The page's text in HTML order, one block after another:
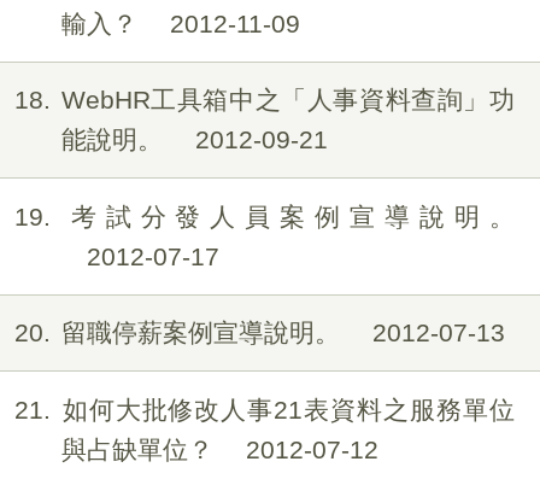
輸入？
2012-11-09
18
WebHR工具箱中之「人事資料查詢」功
能說明。
2012-09-21
19
考試分發人員案例宣導說明。
2012-07-17
20 留職停薪案例宣導說明。 2012-07-13
21
如何大批修改人事21表資料之服務單位
與占缺單位？
2012-07-12